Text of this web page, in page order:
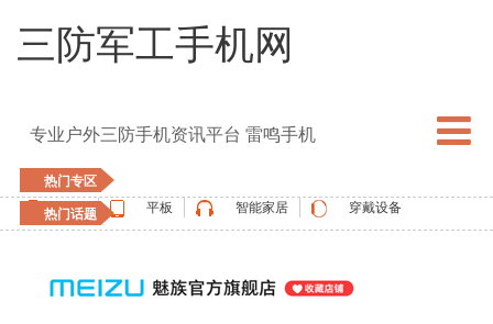
三防军工手机网
专业户外三防手机资讯平台 雷鸣手机
热门专区
手机
平板 智能家居 穿戴设备
热门话题
vernee